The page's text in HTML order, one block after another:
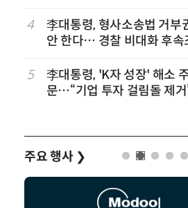
4
李대통령, 형사소송법 거부
안 한다… 경찰 비대화 후속
5
李대통령, 'K자 성장' 해소
문…“기업 투자 걸림돌 제
주요 행사 ❯